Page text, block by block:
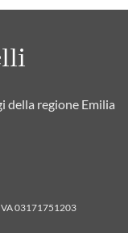
della regione Emilia
03171751203